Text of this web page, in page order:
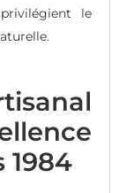
le
1984